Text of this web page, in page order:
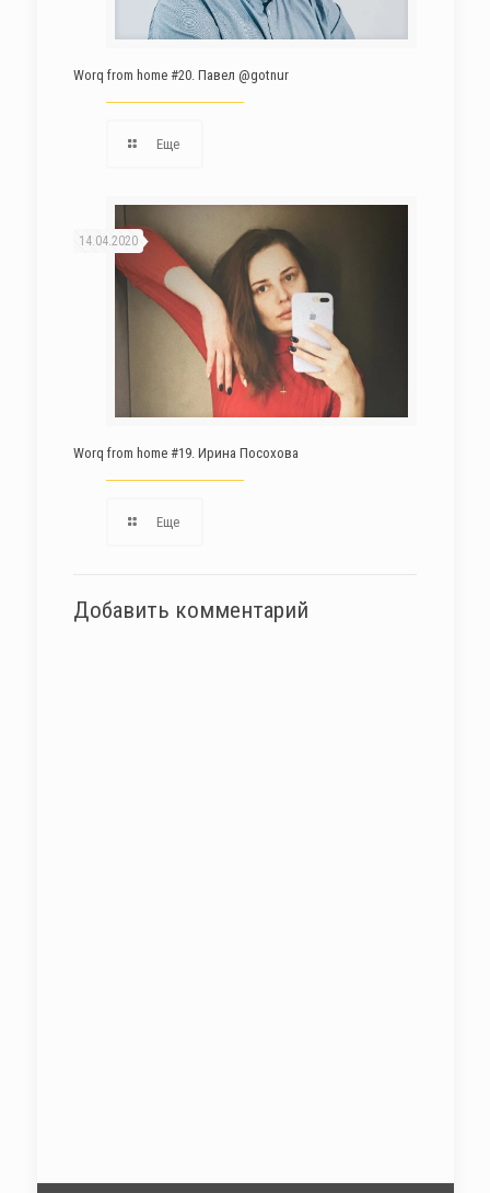
Worq from home #20. Павел @gotnur
Еще
14.04.2020
Worq from home #19. Ирина Посохова
Еще
Добавить комментарий